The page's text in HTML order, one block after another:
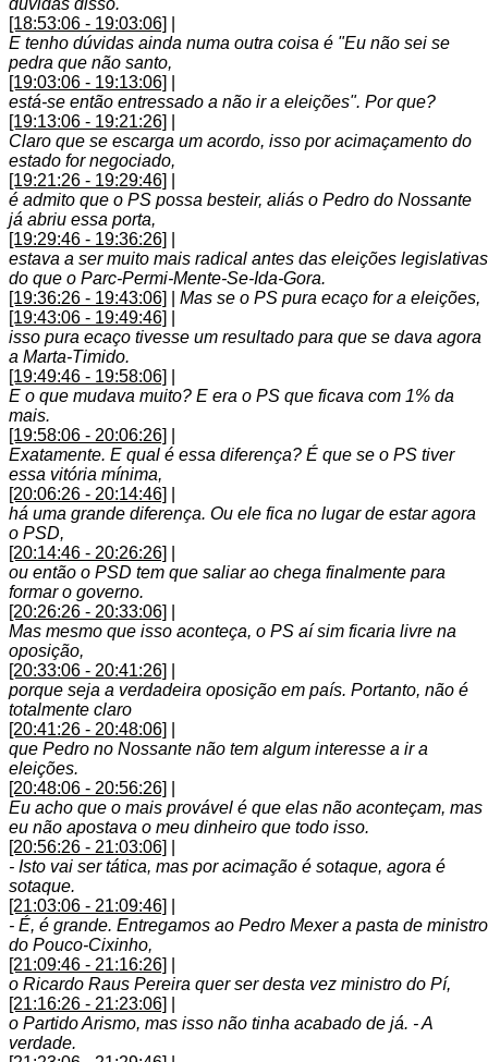
dúvidas disso.
[18:53:06 - 19:03:06]
E tenho dúvidas ainda numa outra coisa é "Eu não sei se
pedra que não santo,
[19:03:06 - 19:13:06]
está-se então entressado a não ir a eleições". Por que?
[19:13:06 - 19:21:26]
Claro que se escarga um acordo, isso por acimaçamento do
estado for negociado,
[19:21:26 - 19:29:46]
é admito que o PS possa besteir, aliás o Pedro do Nossante
já abriu essa porta,
[19:29:46 - 19:36:26]
estava a ser muito mais radical antes das eleições legislativas
do que o Parc-Permi-Mente-Se-Ida-Gora.
[19:36:26 - 19:43:06]
Mas se o PS pura ecaço for a eleições,
[19:43:06 - 19:49:46]
isso pura ecaço tivesse um resultado para que se dava agora
a Marta-Timido.
[19:49:46 - 19:58:06]
E o que mudava muito? E era o PS que ficava com 1% da
mais.
[19:58:06 - 20:06:26]
Exatamente. E qual é essa diferença? É que se o PS tiver
essa vitória mínima,
[20:06:26 - 20:14:46]
há uma grande diferença. Ou ele fica no lugar de estar agora
o PSD,
[20:14:46 - 20:26:26]
ou então o PSD tem que saliar ao chega finalmente para
formar o governo.
[20:26:26 - 20:33:06]
Mas mesmo que isso aconteça, o PS aí sim ficaria livre na
oposição,
[20:33:06 - 20:41:26]
porque seja a verdadeira oposição em país. Portanto, não é
totalmente claro
[20:41:26 - 20:48:06]
que Pedro no Nossante não tem algum interesse a ir a
eleições.
[20:48:06 - 20:56:26]
Eu acho que o mais provável é que elas não aconteçam, mas
eu não apostava o meu dinheiro que todo isso.
[20:56:26 - 21:03:06]
- Isto vai ser tática, mas por acimação é sotaque, agora é
sotaque.
[21:03:06 - 21:09:46]
- É, é grande. Entregamos ao Pedro Mexer a pasta de ministro
do Pouco-Cixinho,
[21:09:46 - 21:16:26]
o Ricardo Raus Pereira quer ser desta vez ministro do Pí,
[21:16:26 - 21:23:06]
o Partido Arismo, mas isso não tinha acabado de já. - A
verdade.